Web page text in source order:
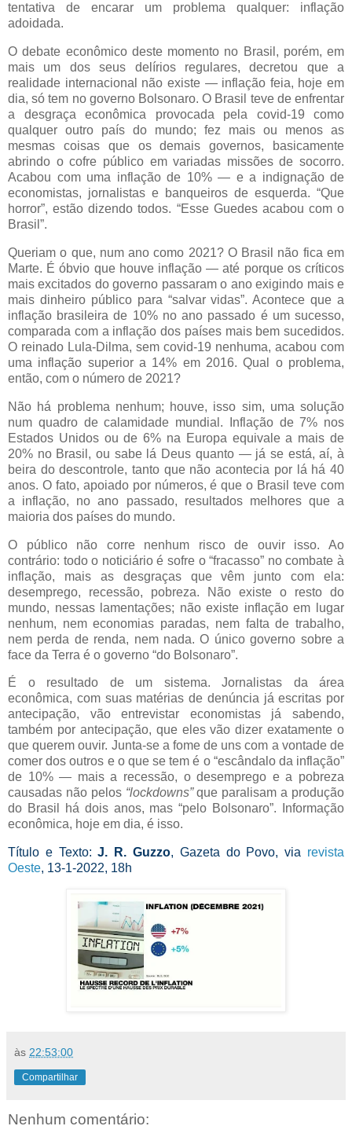
tentativa de encarar um problema qualquer: inflação
adoidada.
O debate econômico deste momento no Brasil, porém, em
mais um dos seus delírios regulares, decretou que a
realidade internacional não existe — inflação feia, hoje em
dia, só tem no governo Bolsonaro. O Brasil teve de enfrentar
a desgraça econômica provocada pela covid-19 como
qualquer outro país do mundo; fez mais ou menos as
mesmas coisas que os demais governos, basicamente
abrindo o cofre público em variadas missões de socorro.
Acabou com uma inflação de 10% — e a indignação de
economistas, jornalistas e banqueiros de esquerda. “Que
horror”, estão dizendo todos. “Esse Guedes acabou com o
Brasil”.
Queriam o que, num ano como 2021? O Brasil não fica em
Marte. É óbvio que houve inflação — até porque os críticos
mais excitados do governo passaram o ano exigindo mais e
mais dinheiro público para “salvar vidas”. Acontece que a
inflação brasileira de 10% no ano passado é um sucesso,
comparada com a inflação dos países mais bem sucedidos.
O reinado Lula-Dilma, sem covid-19 nenhuma, acabou com
uma inflação superior a 14% em 2016. Qual o problema,
então, com o número de 2021?
Não há problema nenhum; houve, isso sim, uma solução
num quadro de calamidade mundial. Inflação de 7% nos
Estados Unidos ou de 6% na Europa equivale a mais de
20% no Brasil, ou sabe lá Deus quanto — já se está, aí, à
beira do descontrole, tanto que não acontecia por lá há 40
anos. O fato, apoiado por números, é que o Brasil teve com
a inflação, no ano passado, resultados melhores que a
maioria dos países do mundo.
O público não corre nenhum risco de ouvir isso. Ao
contrário: todo o noticiário é sofre o “fracasso” no combate à
inflação, mais as desgraças que vêm junto com ela:
desemprego, recessão, pobreza. Não existe o resto do
mundo, nessas lamentações; não existe inflação em lugar
nenhum, nem economias paradas, nem falta de trabalho,
nem perda de renda, nem nada. O único governo sobre a
face da Terra é o governo “do Bolsonaro”.
É o resultado de um sistema. Jornalistas da área
econômica, com suas matérias de denúncia já escritas por
antecipação, vão entrevistar economistas já sabendo,
também por antecipação, que eles vão dizer exatamente o
que querem ouvir. Junta-se a fome de uns com a vontade de
comer dos outros e o que se tem é o “escândalo da inflação”
de 10% — mais a recessão, o desemprego e a pobreza
causadas não pelos “lockdowns”que paralisam a produção
do Brasil há dois anos, mas “pelo Bolsonaro”. Informação
econômica, hoje em dia, é isso.
Título e Texto:J. R. Guzzo, Gazeta do Povo, via revista
Oeste, 13-1-2022, 18h
às 22:53:00
Compartilhar
Nenhum comentário: